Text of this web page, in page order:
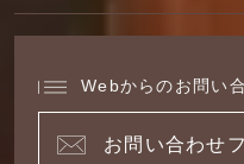
Webからのお問い
お問い合わせ